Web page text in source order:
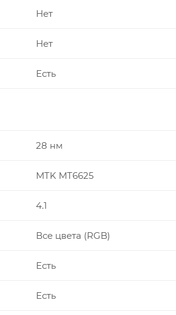
Нет
Нет
Есть
28 нм
MTK MT6625
4.1
Все цвета (RGB)
Есть
Есть